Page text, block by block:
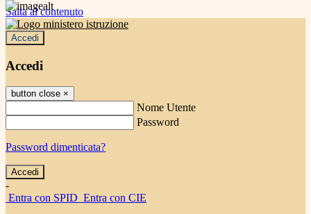
Salta al contenuto
Accedi
Accedi
button close ×
Nome Utente
Password
Password dimenticata?
-
Entra con SPID Entra con CIE